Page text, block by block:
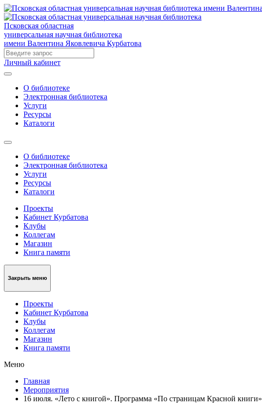
Псковская областная
универсальная научная библиотека
имени Валентина Яковлевича Курбатова
Личный кабинет
О библиотеке
Электронная библиотека
Услуги
Ресурсы
Каталоги
О библиотеке
Электронная библиотека
Услуги
Ресурсы
Каталоги
Проекты
Кабинет Курбатова
Клубы
Коллегам
Магазин
Книга памяти
Закрыть меню
Проекты
Кабинет Курбатова
Клубы
Коллегам
Магазин
Книга памяти
Меню
Главная
Мероприятия
16 июля. «Лето с книгой». Программа «По страницам Красной книги»